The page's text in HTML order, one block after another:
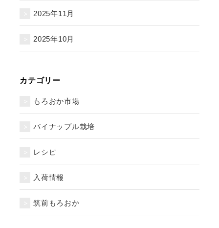
2025年11月
2025年10月
カテゴリー
もろおか市場
パイナップル栽培
レシピ
入荷情報
筑前もろおか